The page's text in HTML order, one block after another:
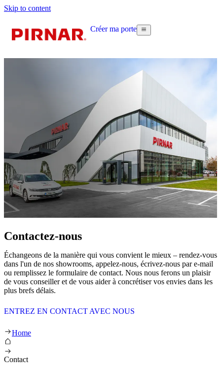
Skip to content
Créer ma porte
Contactez-nous
Échangeons de la manière qui vous convient le mieux – rendez-vous
dans l'un de nos showrooms, appelez-nous, écrivez-nous par e-mail
ou remplissez le formulaire de contact. Nous nous ferons un plaisir
de vous conseiller et de vous aider à concrétiser vos envies dans les
plus brefs délais.
ENTREZ EN CONTACT AVEC NOUS
Home
Contact